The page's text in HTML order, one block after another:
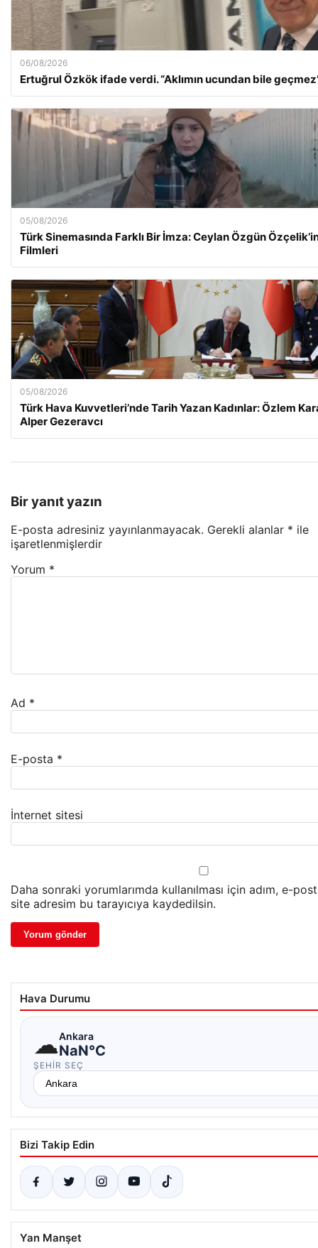
06/08/2026
Ertuğrul Özkök ifade verdi. “Aklımın ucundan bile
05/08/2026
Türk Sinemasında Farklı Bir İmza: Ceylan Özgün
Filmleri
05/08/2026
Türk Hava Kuvvetleri’nde Tarih Yazan Kadınlar: Özlem
Alper Gezeravcı
Bir yanıt yazın
E-posta adresiniz yayınlanmayacak. Gerekli alanlar * ile
işaretlenmişlerdir
Yorum *
Ad *
E-posta *
İnternet sitesi
Daha sonraki yorumlarımda kullanılması için adım, e-
site adresim bu tarayıcıya kaydedilsin.
Hava Durumu
☁Ankara
NaN°C
ŞEHIR SEÇ
Bizi Takip Edin
Yan Manşet